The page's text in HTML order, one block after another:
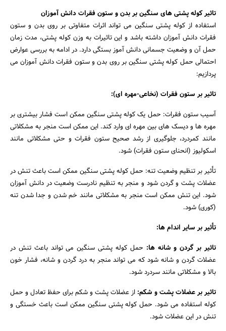
تاثیر کوله پشتی های سنگین بر بدن و ستون فقرات دانش آموزان
استفاده از کوله پشتی سنگین می تواند اثرات متفاوتی بر روی بدن و ستون
فقرات دانش آموزان داشته باشد و این تاثیرات به وزن کوله پشتی، مدت زمان
حمل آن و وضعیت جسمانی دانش آموز بستگی دارد. در ادامه به بررسی عوارض
احتمالی حمل کوله پشتی سنگین بر روی بدن و ستون فقرات دانش آموزان می
پردازیم:
تاثیر بر ستون فقرات (نخاعی-مهره ای):
آسیب ستون فقرات: حمل یک کوله پشتی سنگین ممکن است فشار بیشتری بر
مهره ها و دیسک های بین مهره ای وارد کند. این ممکن است منجر به مشکلاتی
مانند کمردرد، جلوگیری از رشد صحیح ستون فقرات و حتی مشکلاتی مانند
اسکولیوز (انحنای ستون فقرات) شود.
تأثیر بر تنظیم وضعیت تنه: حمل کوله پشتی سنگین ممکن است باعث تنش در
عضلات پشت و گردن شود و منجر به تنظیم نادرست وضعیت در دانش آموزان
شود. این تنش ممکن است منجر به مشکلاتی مانند خم شدن و جدا شدن تنه
(کوری) شود.
تأثیر بر سایر اندام ها:
تاثیر بر گردن و شانه ها: حمل کوله پشتی سنگین می تواند باعث تنش در
عضلات گردن و شانه شود که می تواند منجر به درد گردن و شانه، فشار خون
بالا و مشکلاتی مانند سردرد شود.
تاثیر بر عضلات پشت و شکم: از عضلات پشت و شکم برای حفظ تعادل و حمل
کوله استفاده می شود. حمل کوله پشتی سنگین ممکن است باعث خستگی و
تنش در این عضلات شود.